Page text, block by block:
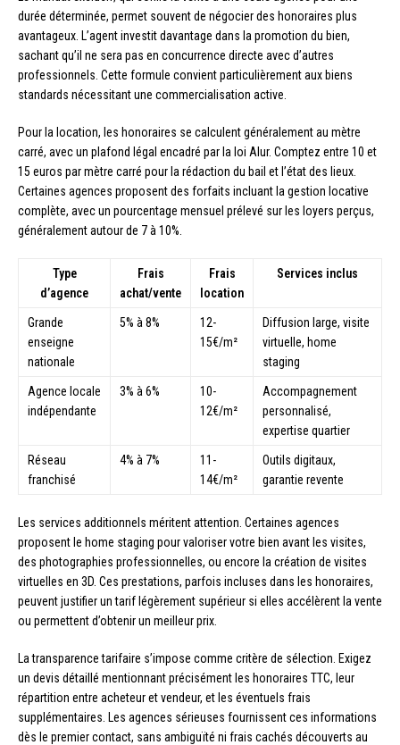
durée déterminée, permet souvent de négocier des honoraires plus
avantageux. L’agent investit davantage dans la promotion du bien,
sachant qu’il ne sera pas en concurrence directe avec d’autres
professionnels. Cette formule convient particulièrement aux biens
standards nécessitant une commercialisation active.
Pour la location, les honoraires se calculent généralement au mètre
carré, avec un plafond légal encadré par la loi Alur. Comptez entre 10 et
15 euros par mètre carré pour la rédaction du bail et l’état des lieux.
Certaines agences proposent des forfaits incluant la gestion locative
complète, avec un pourcentage mensuel prélevé sur les loyers perçus,
généralement autour de 7 à 10%.
Type
d’agence
Frais
achat/vente
Frais
location
Services inclus
Grande
enseigne
nationale
5% à 8%
12-
15€/m²
Diffusion large, visite
virtuelle, home
staging
Agence locale
indépendante
3% à 6%
10-
12€/m²
Accompagnement
personnalisé,
expertise quartier
Réseau
franchisé
4% à 7%
11-
14€/m²
Outils digitaux,
garantie revente
Les services additionnels méritent attention. Certaines agences
proposent le home staging pour valoriser votre bien avant les visites,
des photographies professionnelles, ou encore la création de visites
virtuelles en 3D. Ces prestations, parfois incluses dans les honoraires,
peuvent justifier un tarif légèrement supérieur si elles accélèrent la vente
ou permettent d’obtenir un meilleur prix.
La transparence tarifaire s’impose comme critère de sélection. Exigez
un devis détaillé mentionnant précisément les honoraires TTC, leur
répartition entre acheteur et vendeur, et les éventuels frais
supplémentaires. Les agences sérieuses fournissent ces informations
dès le premier contact, sans ambiguïté ni frais cachés découverts au